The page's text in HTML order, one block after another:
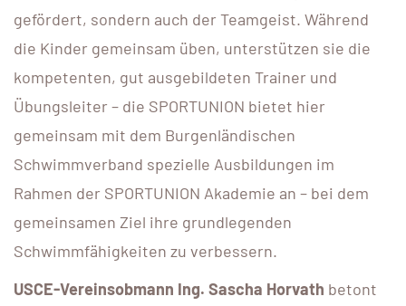
gefördert, sondern auch der Teamgeist. Während
die Kinder gemeinsam üben, unterstützen sie die
kompetenten, gut ausgebildeten Trainer und
Übungsleiter – die SPORTUNION bietet hier
gemeinsam mit dem Burgenländischen
Schwimmverband spezielle Ausbildungen im
Rahmen der SPORTUNION Akademie an – bei dem
gemeinsamen Ziel ihre grundlegenden
Schwimmfähigkeiten zu verbessern.
USCE-Vereinsobmann Ing. Sascha Horvath betont